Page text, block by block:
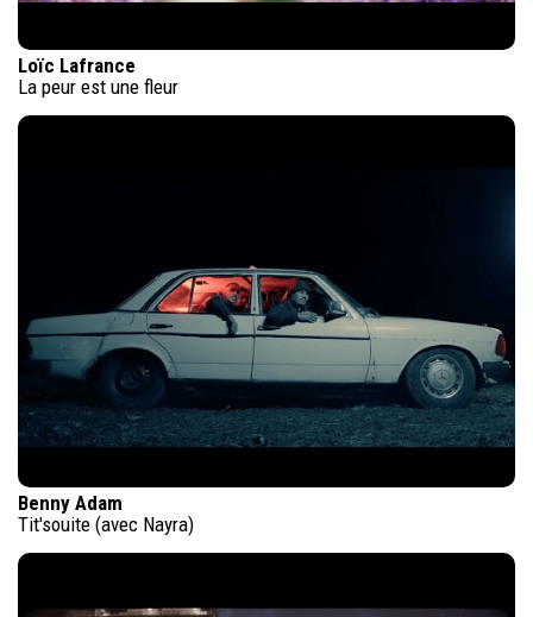
Loïc Lafrance
La peur est une fleur
Benny Adam
Tit'souite (avec Nayra)